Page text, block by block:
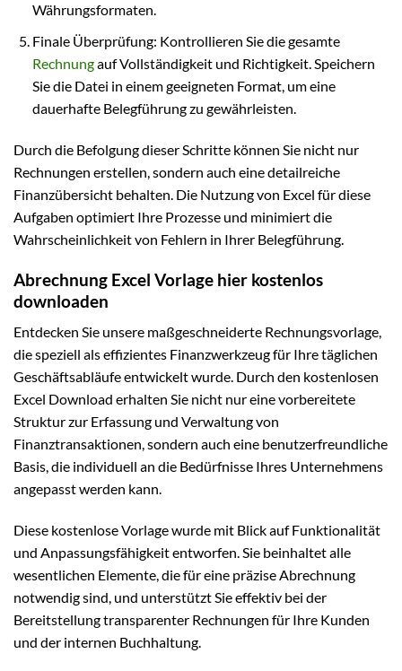
Währungsformaten.
Finale Überprüfung: Kontrollieren Sie die gesamte
Rechnungauf Vollständigkeit und Richtigkeit. Speichern
Sie die Datei in einem geeigneten Format, um eine
dauerhafte Belegführung zu gewährleisten.
Durch die Befolgung dieser Schritte können Sie nicht nur
Rechnungen erstellen, sondern auch eine detailreiche
Finanzübersicht behalten. Die Nutzung von Excel für diese
Aufgaben optimiert Ihre Prozesse und minimiert die
Wahrscheinlichkeit von Fehlern in Ihrer Belegführung.
Abrechnung Excel Vorlage hier kostenlos
downloaden
Entdecken Sie unsere maßgeschneiderte Rechnungsvorlage,
die speziell als effizientes Finanzwerkzeug für Ihre täglichen
Geschäftsabläufe entwickelt wurde. Durch den kostenlosen
Excel Download erhalten Sie nicht nur eine vorbereitete
Struktur zur Erfassung und Verwaltung von
Finanztransaktionen, sondern auch eine benutzerfreundliche
Basis, die individuell an die Bedürfnisse Ihres Unternehmens
angepasst werden kann.
Diese kostenlose Vorlage wurde mit Blick auf Funktionalität
und Anpassungsfähigkeit entworfen. Sie beinhaltet alle
wesentlichen Elemente, die für eine präzise Abrechnung
notwendig sind, und unterstützt Sie effektiv bei der
Bereitstellung transparenter Rechnungen für Ihre Kunden
und der internen Buchhaltung.